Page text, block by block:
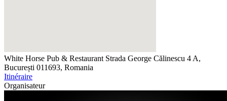
White Horse Pub & Restaurant Strada George Călinescu 4 A,
București 011693, Romania
Itinéraire
Organisateur